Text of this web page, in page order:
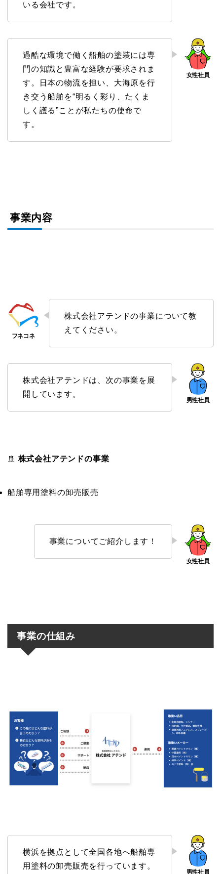
いる会社です。
過酷な環境で働く船舶の塗装には専
門の知識と豊富な経験が要求されま
す。日本の物流を担い、大海原を行
き交う船舶を“明るく彩り、たくま
しく護る”ことが私たちの使命で
す。
事業内容
株式会社アテンドの事業について教
えてください。
株式会社アテンドは、次の事業を展
開しています。
🚢 株式会社アテンドの事業
船舶専用塗料の卸売販売
事業についてご紹介します！
事業の仕組み
横浜を拠点として全国各地へ船舶専
用塗料の卸売販売を行っています。